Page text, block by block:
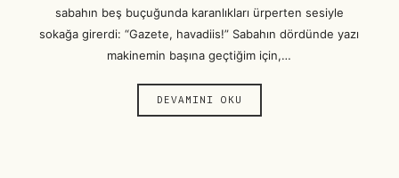
sabahın beş buçuğunda karanlıkları ürperten sesiyle
sokağa girerdi: “Gazete, havadiis!” Sabahın dördünde yazı
makinemin başına geçtiğim için,…
DEVAMINI OKU